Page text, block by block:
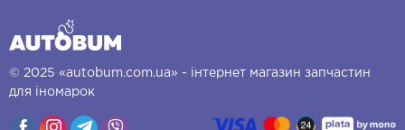
© 2025 «autobum.com.ua» - інтернет магазин запчастин
для іномарок